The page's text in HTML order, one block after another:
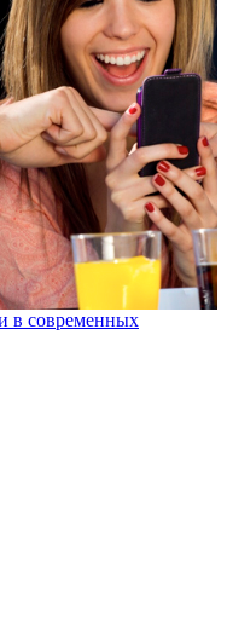
в современных